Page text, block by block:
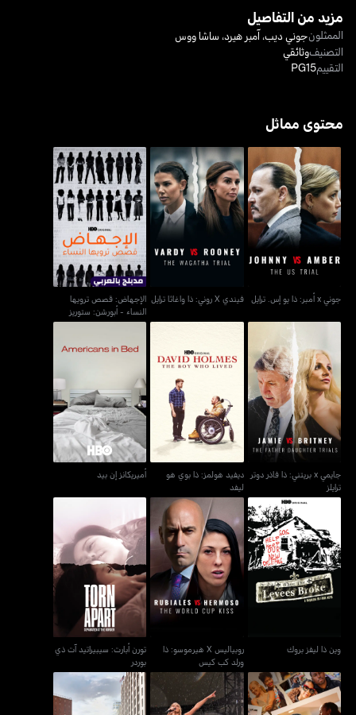
مزيد من التفاصيل
الممثلونجوني ديب،آمبر هيرد، ساشا ووس
التصنيفوثائقي
التقييمPG15
محتوى مماثل
جوني x أمبر: ذا يو إس. ترايل
جوني x أمبر: ذا يو إس. ترايل
فيندي X روني: ذا واغاثا
فيندي X روني: ذا واغاثا ترايل
الإجهاض: قصص ترويها
النساء - أبورشن: ستوريز
ومن تل
الإجهاض: قصص ترويها
النساء - أبورشن: ستوريز
ومن تل
جايمي x بريتني: ذا فاذر
دوتر ترايلز
جايمي x بريتني: ذا فاذر دوتر
ترايلز
ديفيد هولمز: ذا بوي هو
ديفيد هولمز: ذا بوي هو
ليفد
أميريكانز إن بيد
أميريكانز إن بيد
وين ذا ليفز بروك
وين ذا ليفز بروك
روبياليس X هيرموسو: ذا
ورلد كب كيس
روبياليس X هيرموسو: ذا
ورلد كب كيس
تورن أبارت: سيبيراتيد آت
ذي بوردر
تورن أبارت: سيبيراتيد آت ذي
بوردر